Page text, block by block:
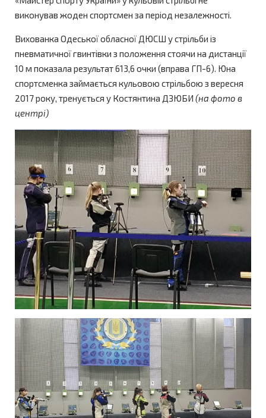
виконував жоден спортсмен за період незалежності.
Вихованка Одеської обласної ДЮСШ у стрільби із
пневматичної гвинтівки з положення стоячи на дистанції
10 м показала результат 613,6 очки (вправа ГП-6). Юна
спортсменка займається кульовою стрільбою з вересня
2017 року, тренується у Костянтина ДЗЮБИ (на фото в
центрі)